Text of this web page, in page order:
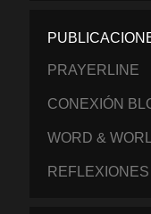
PRAYERLINE
CONEXIÓN
WORD &